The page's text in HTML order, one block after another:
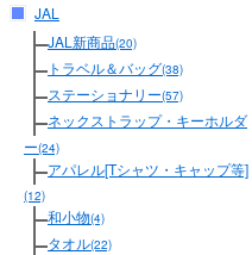
JAL
JAL新商品(20)
トラベル＆バッグ(38)
ステーショナリー(57)
ネックストラップ・キーホルダ
ー(24)
アパレル[Tシャツ・キャップ等]
(12)
和小物(4)
タオル(22)